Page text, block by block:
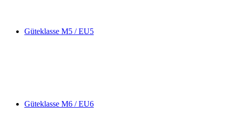
Güteklasse M5 / EU5
Güteklasse M6 / EU6